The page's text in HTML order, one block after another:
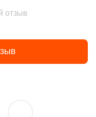
отзыв